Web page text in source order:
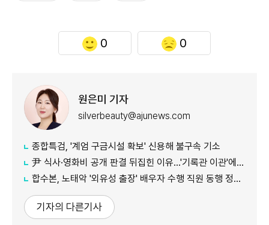
0 0
원은미 기자
silverbeauty@ajunews.com
종합특검, '계엄 구금시설 확보' 신용해 불구속 기소
尹 식사·영화비 공개 판결 뒤집힌 이유…'기록관 이관'에 소송 실익 쟁점
합수본, 노태악 '외유성 출장' 배우자 수행 직원 동행 정황 포착
기자의 다른기사